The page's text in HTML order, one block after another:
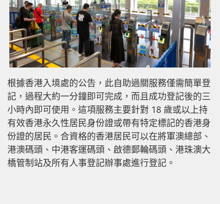
根據香港入境處的公告，此自助過關服務僅需簡單登
記，過程大約一分鐘即可完成，而且成功登記後的三
小時內即可使用。這項服務主要針對 18 歲或以上持
有效香港永久性居民身份證或帶有特定標記的香港身
份證的居民。合資格的香港居民可以在將軍澳總部、
港澳碼頭、中港客運碼頭、啟德郵輪碼頭、港珠澳大
橋管制站及所有人事登記辦事處進行登記。